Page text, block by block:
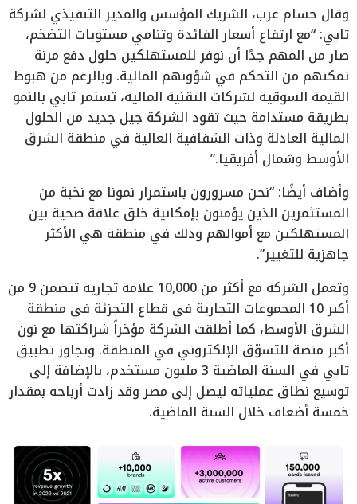
وقال حسام عرب، الشريك المؤسس والمدير التنفيذي لشركة
تابي: “مع ارتفاع أسعار الفائدة وتنامي مستويات التضخم،
صار من المهم جدًا أن نوفر للمستهلكين حلول دفع مرنة
تمكنهم من التحكم في شؤونهم المالية. وبالرغم من هبوط
القيمة السوقية لشركات التقنية المالية، تستمر تابي بالنمو
بطريقة مستدامة حيث تقود الشركة جيل جديد من الحلول
المالية العادلة وذات الشفافية العالية في منطقة الشرق
الأوسط وشمال أفريقيا.”
وأضاف أيضًا: “نحن مسرورون باستمرار نمونا مع نخبة من
المستثمرين الذين يؤمنون بإمكانية خلق علاقة صحية بين
المستهلكين مع أموالهم وذلك في منطقة هي الأكثر
جاهزية للتغيير”.
وتعمل الشركة مع أكثر من 10,000 علامة تجارية تتضمن 9 من
أكبر 10 المجموعات التجارية في قطاع التجزئة في منطقة
الشرق الأوسط، كما أطلقت الشركة مؤخراً شراكتها مع نون
أكبر منصة للتسوّق الإلكتروني في المنطقة. وتجاوز تطبيق
تابي في السنة الماضية 3 مليون مستخدم، بالإضافة إلى
توسيع نطاق عملياته ليصل إلى مصر وقد زادت أرباحه بمقدار
خمسة أضعاف خلال السنة الماضية.